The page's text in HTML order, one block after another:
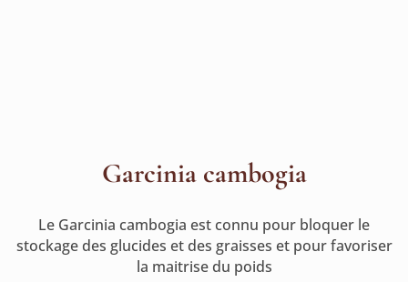
Garcinia cambogia
Le Garcinia cambogia est connu pour bloquer le
stockage des glucides et des graisses et pour favoriser
la maitrise du poids